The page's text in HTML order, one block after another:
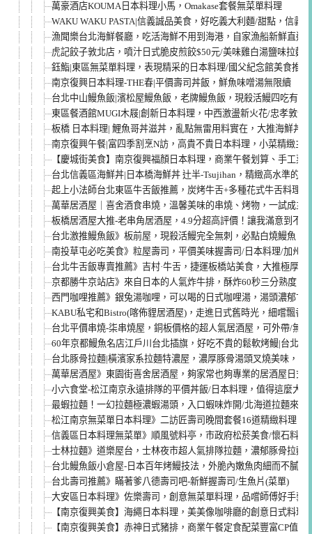
萬豪酒店KOUMA日本料理小馬，Omakase套餐無菜單料理
WAKU WAKU PASTA|信義誠品美食，好吃義大利麵/甜點，信義
漁聞樂台北海鮮餐廳，吃活海鮮不用到海港，自家漁船新鮮直送
虎記餃子敦北店，噴汁日式脆皮煎餃$50元/美味雞白湯鹽味拉麵
鈺鮨|東區無菜單料理，表現精采的日本料理/國父紀念館美食推薦
南京復興日本料理-THE春|平價壽司丼飯，鮮魚味噌湯無限續
台北中山鰻魚飯|濱松屋鰻魚飯，老牌鰻魚飯，現殺活鰻四吃有特
東區餐酒館MUGI木屐|創新日本料理，中西激盪新火花/忠孝敦化
板橋 日本料理| 鯉魚哥丼滋丼，亂點無雷用料實在，大推海鮮丼
南京復興午餐|富四季割烹N訪，高貴不貴日本料理，小菜精緻主
【慶城街美食】南京復興福顏日本料理，商業午餐划算、手工菜
台北信義區海鮮丼|日本橋海鮮丼 辻半-Tsujihan，精緻高水準的
起上小法師台北東區牛舌飯推薦，炭烤牛舌+多種花式牛舌料理
萬華居酒屋｜喜舍酒食串燒，溫馨美味的串燒、烤物，一試成主
板橋居酒屋大推-老串角居酒屋，4.9分超高評價！讓我滿意到不
台北激推鰻魚飯》板前屋，現殺活鰻完全無刺，必點白燒鰻魚，
南投草屯必吃美食》粒屋壽司，平價美味握壽司/日本料理/加州
台北牛舌飯專賣推薦》吉村·牛舌，捷運板橋站美食，大推極厚切
京都勝牛京站店》來自日本的人氣炸牛排，酥炸60秒三分熟度，
西門咖哩推薦》銀兔湯咖哩，可以喝的日式咖哩湯，湯頭濃郁甘
KABU私宅和Bistro(喀佈貍居酒屋)，走進日式舊時光，細嚐飄香
台北平價串燒-柒串燒屋，銅板價格的超人氣居酒屋，可外帶/無
60年京都鰻魚名店江戶川台北插旗，好吃不貴的鬆軟烤鰻|台北必
台北豚骨拉麵|橫濱家系拉麵特濃屋，濃厚豚骨湯頭叉燒美味，炸
萬華居酒屋》東園街喜舍居酒屋，夠家常也夠專業的居酒屋日式
小六食堂-松江南京永遠排隊的平價丼飯/日本料理，值得這麼大
最蝦拉麵！一幻拉麵極濃蝦湯頭，入口蝦味炸開/北海道拉麵來台
松江南京無菜單日本料理》二訪匠壽司晚間套餐16道精緻料理，
信義區日本料理無菜單》順風號料亭，市政府松菸美食/懷石料理
士林拉麵》道樂屋台，士林夜市超人氣排隊拉麵，濃郁豚骨拉麵
台北鰻魚飯小倉屋-日本百年烤鰻技法，外脆內嫩魚肉細而不膩(
台北壽司推薦》瞞著爹八德壽司吧-新鮮握壽司/生魚片(菜單)
大安區日本料理》佐樂壽司，創意無菜單料理，品嚐師傅好手藝
【南京復興美食】海繩日本料理，美美像咖啡廳的創意日式料理
【南京復興美食】赤神日式豬排，商業午餐定食配菜豐富CP值高